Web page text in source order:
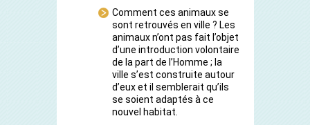
Comment ces animaux se
sont retrouvés en ville ? Les
animaux n’ont pas fait l’objet
d’une introduction volontaire
de la part de l’Homme ; la
ville s’est construite autour
d’euxet il semblerait qu’ils
se soient adaptés à ce
nouvel habitat.